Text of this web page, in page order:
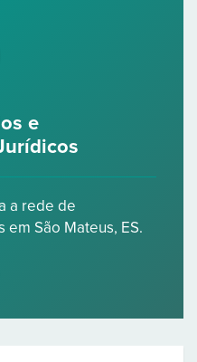
e
a rede de
São Mateus, ES.